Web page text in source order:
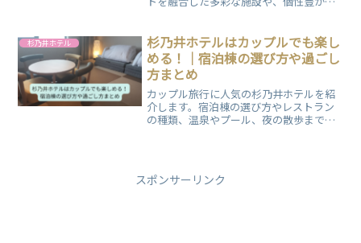
行、ご友人との旅行にいかがですか？
杉乃井ホテル
杉乃井ホテルはカップルでも楽し
める！｜宿泊棟の選び方や過ごし
方まとめ
カップル旅行に人気の杉乃井ホテルを紹
介します。宿泊棟の選び方やレストラン
の種類、温泉やプール、夜の散歩まで魅
スポンサーリンク